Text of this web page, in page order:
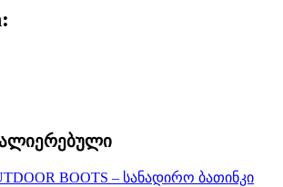
BOOTS – სანადირო ბათინკი